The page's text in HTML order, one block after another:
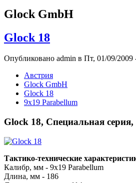
Glock GmbH
Glock 18
Опубликовано admin в Пт, 01/09/2009
Австрия
Glock GmbH
Glock 18
9x19 Parabellum
Glock 18, Специальная
Тактико-технические
Калибр, мм - 9x19 Parabellum
Длина, мм - 186